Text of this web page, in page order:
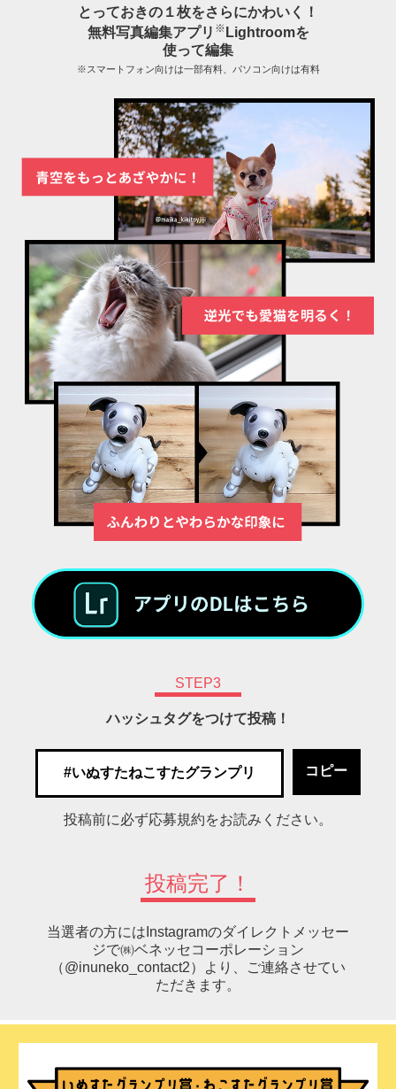
とっておきの１枚をさらにかわいく！
無料写真編集アプリ ※ Lightroomを
使って編集
※スマートフォン向けは一部有料、パソコン向けは有料
STEP3
ハッシュタグをつけて投稿！
コピー
投稿前に必ず応募規約をお読みください。
投稿完了！
当選者の方にはInstagramのダイレクトメッセー
ジで㈱ベネッセコーポレーション
（@inuneko_contact2）より、ご連絡させてい
ただきます。